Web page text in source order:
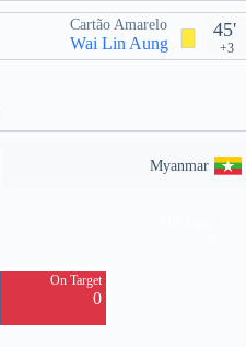
45'
+3
Cartão Amarelo
Wai Lin Aung
Myanmar
On Target
0